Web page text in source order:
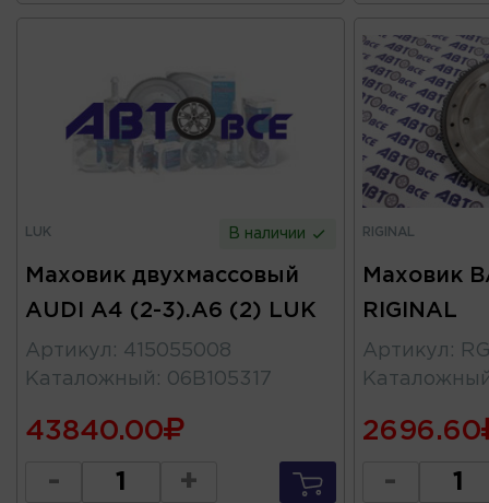
LUK В наличии
Маховик двухмассовый
AUDI A4 (2-3).A6 (2) LUK
Артикул : 415055008
Каталожный : 06B105317
43840.00
- +
RIGINAL
Маховик
RIGINAL
Артикул :
2696.60
-